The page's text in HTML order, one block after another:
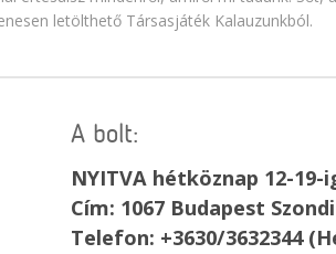
letölthető Társasjáték Kalauzunkból.
A bolt:
NYITVA hétköznap 12-
Cím: 1067 Budapest
Telefon: +3630/3632344